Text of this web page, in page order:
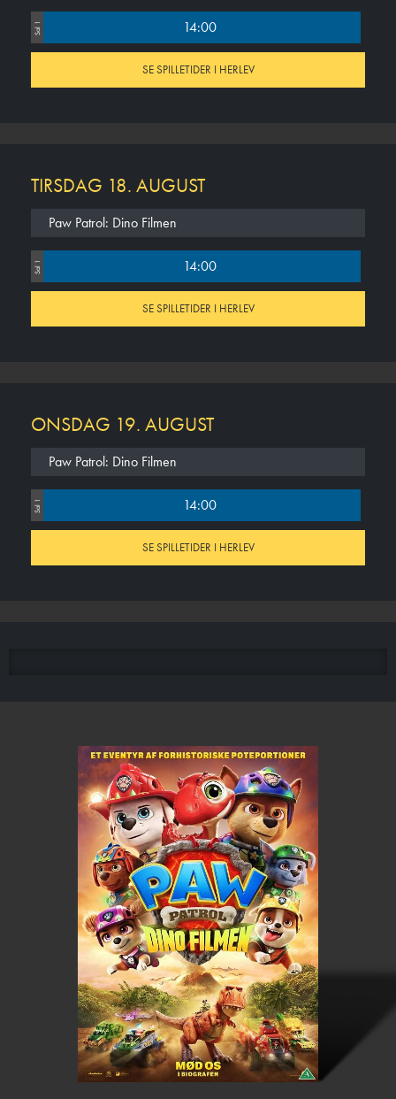
Sal 1 14:00
SE SPILLETIDER I HERLEV
TIRSDAG 18. AUGUST
Paw Patrol: Dino Filmen
Sal 1 14:00
SE SPILLETIDER I HERLEV
ONSDAG 19. AUGUST
Paw Patrol: Dino Filmen
Sal 1 14:00
SE SPILLETIDER I HERLEV